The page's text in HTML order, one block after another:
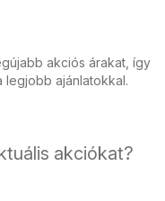
akciós árakat, így
legjobb ajánlatokkal.
akciókat?